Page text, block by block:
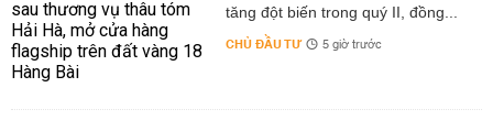
tăng đột biến trong quý II, đồng...
CHỦ ĐẦU TƯ 5 giờ trước